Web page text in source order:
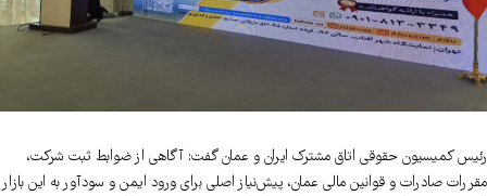
رئیس کمیسیون حقوقی اتاق مشترک ایران و عمان گفت: آگاهی از ضوابط ثبت شرکت،
مقررات صادرات و قوانین مالی عمان، پیش‌نیاز اصلی برای ورود ایمن و سودآور به این بازار